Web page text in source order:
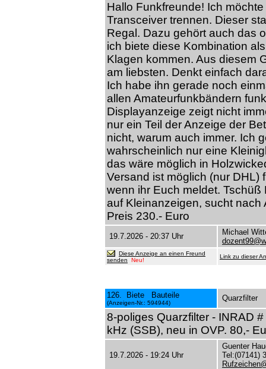
Hallo Funkfreunde! Ich
Transceiver trennen. Dieser
Regal. Dazu gehört auch das
ich biete diese Kombination
Klagen kommen. Aus diesem
am liebsten. Denkt einfach
Ich habe ihn gerade noch
allen Amateurfunkbändern
Displayanzeige zeigt nicht
nur ein Teil der Anzeige der
nicht, warum auch immer. Ich
wahrscheinlich nur eine
das wäre möglich in
Versand ist möglich (nur DHL)
wenn ihr Euch meldet.
auf Kleinanzeigen, sucht nach
Preis 230.- Euro
19.7.2026 - 20:37 Uhr
Michael
Diese Anzeige an einen Freund
senden
Neu!
Link zu dieser
126. Biete Bauteile
(Anzeigen-Nr.: 594944)
Quarzfilter
8-poliges Quarzfilter - INRAD
kHz (SSB), neu in OVP. 80,-
19.7.2026 - 19:24 Uhr
Guenter
Tel:(07141)